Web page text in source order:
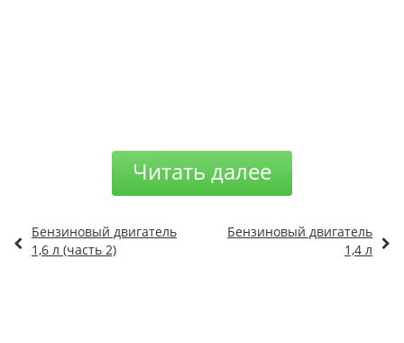
Читать далее
Бензиновый двигатель
1,6 л (часть 2)
Бензиновый двигатель
1,4 л